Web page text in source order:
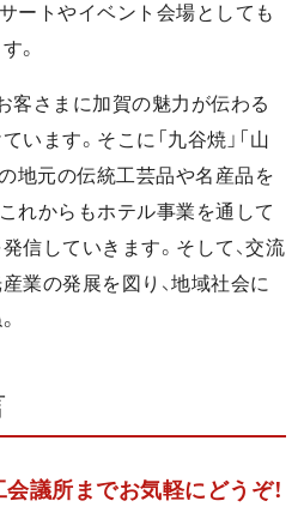
ートやイベント会場としても
。
客さまに加賀の魅力が伝わる
います。そこに「九谷焼」「山
の地元の伝統工芸品や名産品を
れからもホテル事業を通して
信していきます。そして、交流
業の発展を図り、地域社会に
議所までお気軽にどうぞ！